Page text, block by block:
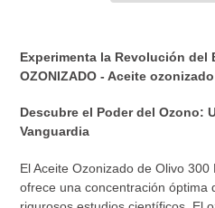
producto
tu
carrito
compra
Experimenta la Revolución del
OZONIZADO - Aceite
Descubre el Poder del Ozono:
Vanguardia
El Aceite Ozonizado de Olivo
ofrece una concentración óptima